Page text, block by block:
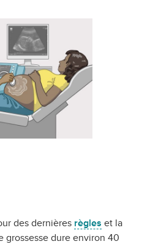
des dernières règles et la
grossesse dure environ 40